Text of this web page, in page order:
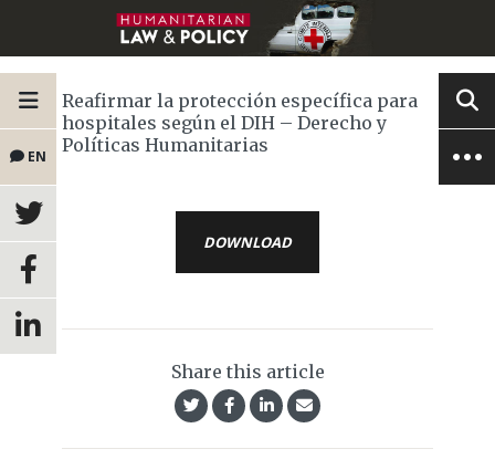
EN
Reafirmar la protección específica para
hospitales según el DIH – Derecho y
Políticas Humanitarias
DOWNLOAD
Share this article